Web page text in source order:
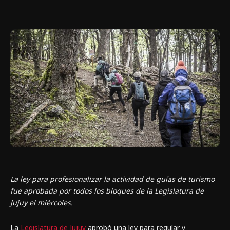
La ley para profesionalizar la actividad de guías de turismo
fue aprobada por todos los bloques de la Legislatura de
Jujuy el miércoles.
La Legislatura de Jujuy aprobó una ley para regular y